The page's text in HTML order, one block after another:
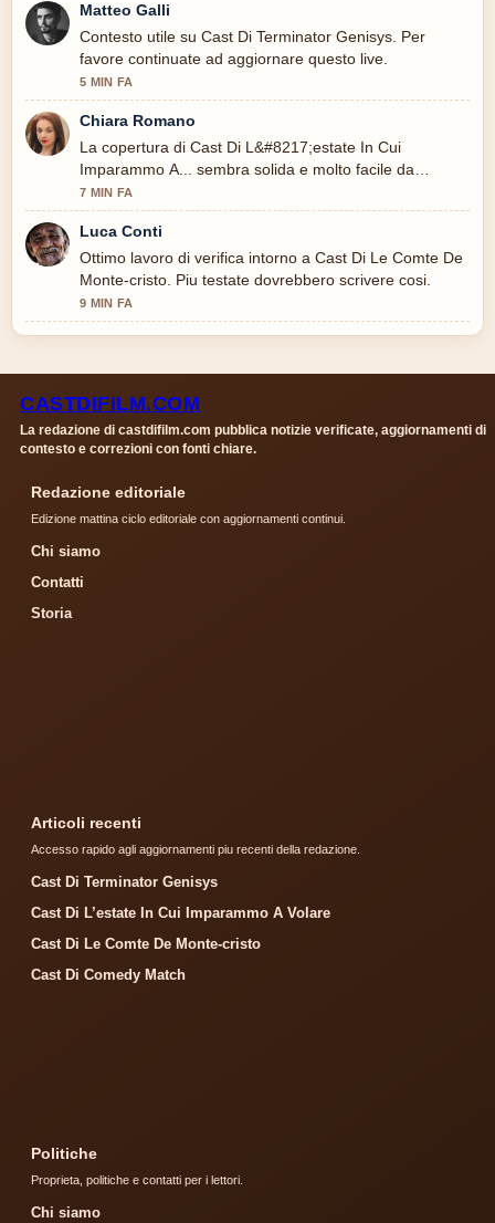
Matteo Galli
Contesto utile su Cast Di Terminator Genisys. Per
favore continuate ad aggiornare questo live.
5 MIN FA
Chiara Romano
La copertura di Cast Di L&#8217;estate In Cui
Imparammo A... sembra solida e molto facile da
seguire.
7 MIN FA
Luca Conti
Ottimo lavoro di verifica intorno a Cast Di Le Comte De
Monte-cristo. Piu testate dovrebbero scrivere cosi.
9 MIN FA
CASTDIFILM.COM
La redazione di castdifilm.com pubblica notizie verificate, aggiornamenti di
contesto e correzioni con fonti chiare.
Redazione editoriale
Edizione mattina ciclo editoriale con aggiornamenti continui.
Chi siamo
Contatti
Storia
Articoli recenti
Accesso rapido agli aggiornamenti piu recenti della redazione.
Cast Di Terminator Genisys
Cast Di L’estate In Cui Imparammo A Volare
Cast Di Le Comte De Monte-cristo
Cast Di Comedy Match
Politiche
Proprieta, politiche e contatti per i lettori.
Chi siamo